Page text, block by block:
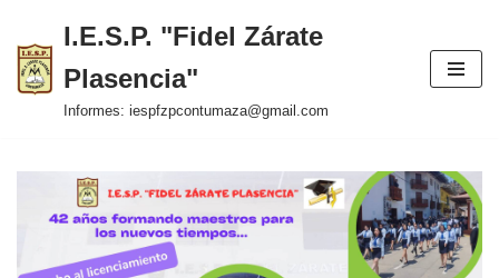
Saltar
al
contenido
I.E.S.P. "Fidel Zárate
Plasencia"
Informes: iespfzpcontumaza@gmail.com